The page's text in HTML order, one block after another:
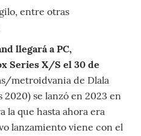
entre otras
llegará a PC,
Series X/S el 30 de
metroidvania de Dlala
2020) se lanzó en 2023 en
la que hasta ahora era
lanzamiento viene con el